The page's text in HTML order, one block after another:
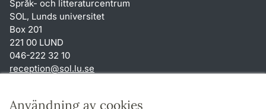
Användning av cookies
Språk- och litteraturcentrum
SOL, Lunds universitet
Box 201
221 00 LUND
046-222 32 10
reception@sol.lu.se
Genvägar